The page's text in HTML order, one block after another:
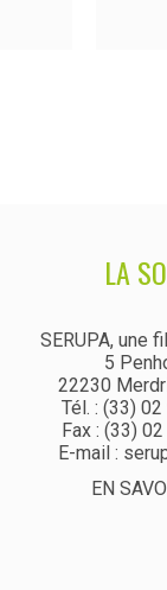
LA
SERUPA, une
5
22230
Tél. : (33)
Fax : (33)
E-mail :
EN